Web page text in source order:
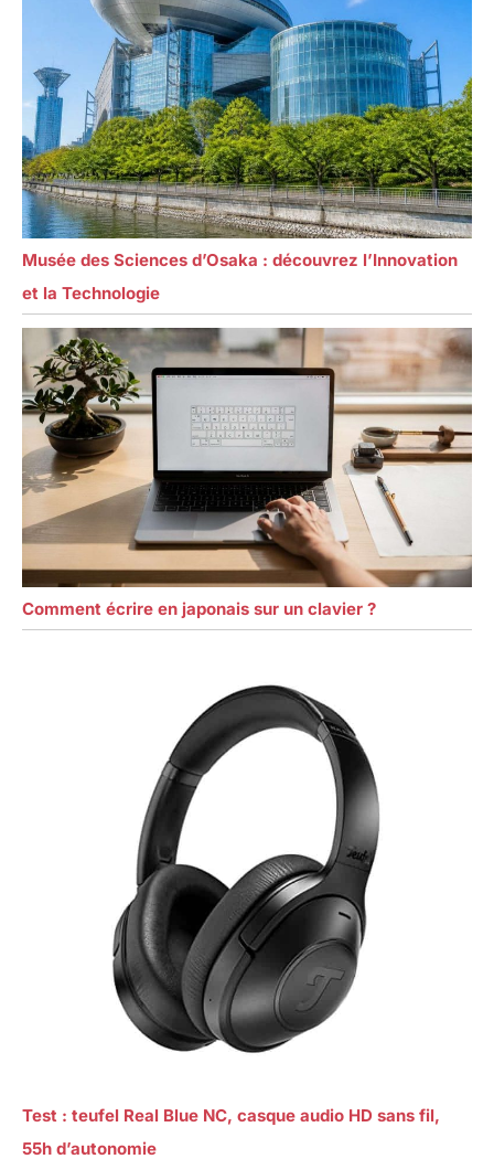
Musée des Sciences d’Osaka : découvrez l’Innovation
et la Technologie
Comment écrire en japonais sur un clavier ?
Test : teufel Real Blue NC, casque audio HD sans fil,
55h d’autonomie